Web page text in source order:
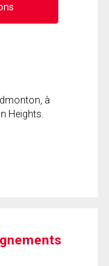
à
Heights.